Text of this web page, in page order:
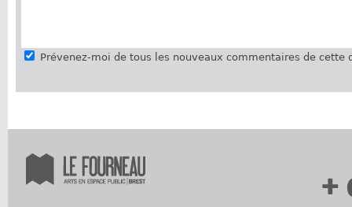
Prévenez-moi de tous les nouveaux commentaires de cette
+